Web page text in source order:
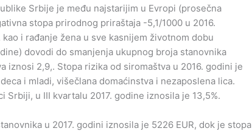
Srbije je među najstarijim u Evropi (prosečna
stopa prirodnog priraštaja -5,1/1000 u 2016.
i rađanje žena u sve kasnijem životnom dobu
dovodi do smanjenja ukupnog broja stanovnika
iznosi 2,9,. Stopa rizika od siromaštva u 2016. godini je
i mladi, višečlana domaćinstva i nezaposlena lica.
u III kvartalu 2017. godine iznosila je 13,5%.
u 2017. godini iznosila je 5226 EUR, dok je stopa